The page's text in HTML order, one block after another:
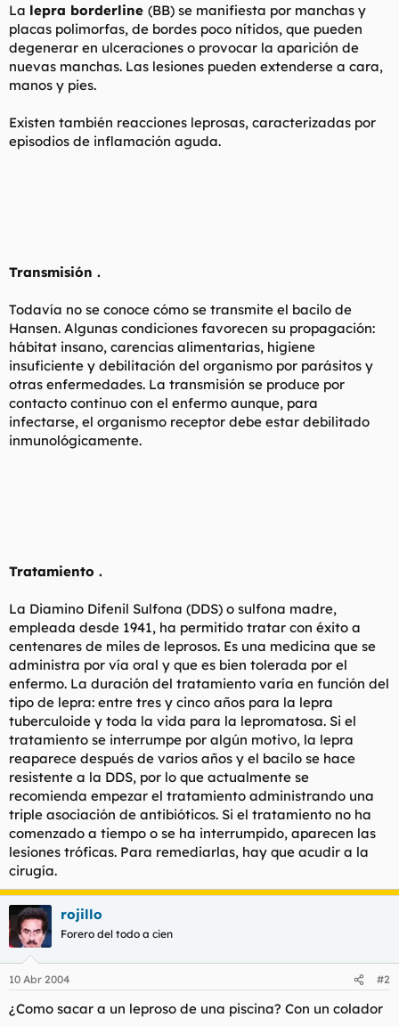
La lepra borderline (BB) se manifiesta por manchas y
placas polimorfas, de bordes poco nítidos, que pueden
degenerar en ulceraciones o provocar la aparición de
nuevas manchas. Las lesiones pueden extenderse a cara,
manos y pies.
Existen también reacciones leprosas, caracterizadas por
episodios de inflamación aguda.
Transmisión .
Todavía no se conoce cómo se transmite el bacilo de
Hansen. Algunas condiciones favorecen su propagación:
hábitat insano, carencias alimentarias, higiene
insuficiente y debilitación del organismo por parásitos y
otras enfermedades. La transmisión se produce por
contacto continuo con el enfermo aunque, para
infectarse, el organismo receptor debe estar debilitado
inmunológicamente.
Tratamiento .
La Diamino Difenil Sulfona (DDS) o sulfona madre,
empleada desde 1941, ha permitido tratar con éxito a
centenares de miles de leprosos. Es una medicina que se
administra por vía oral y que es bien tolerada por el
enfermo. La duración del tratamiento varía en función del
tipo de lepra: entre tres y cinco años para la lepra
tuberculoide y toda la vida para la lepromatosa. Si el
tratamiento se interrumpe por algún motivo, la lepra
reaparece después de varios años y el bacilo se hace
resistente a la DDS, por lo que actualmente se
recomienda empezar el tratamiento administrando una
triple asociación de antibióticos. Si el tratamiento no ha
comenzado a tiempo o se ha interrumpido, aparecen las
lesiones tróficas. Para remediarlas, hay que acudir a la
cirugía.
rojillo
Forero del todo a cien
10 Abr 2004 #2
¿Como sacar a un leproso de una piscina? Con un colador